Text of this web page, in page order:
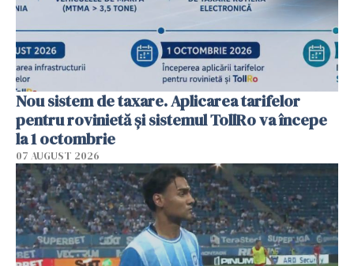
Nou sistem de taxare. Aplicarea tarifelor
pentru rovinietă şi sistemul TollRo va începe
la 1 octombrie
07 AUGUST 2026